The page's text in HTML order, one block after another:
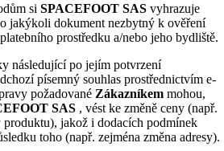
si SPACEFOOT SAS vyhrazuje
o jakýkoli dokument nezbytný k ověření
prostředku a/nebo jeho bydliště.
následující po jejím potvrzení
písemný souhlas prostřednictvím e-
požadované Zákazníkem mohou,
SAS , vést ke změně ceny (např.
produktu), jakož i dodacích podmínek
toho (např. zejména změna adresy).